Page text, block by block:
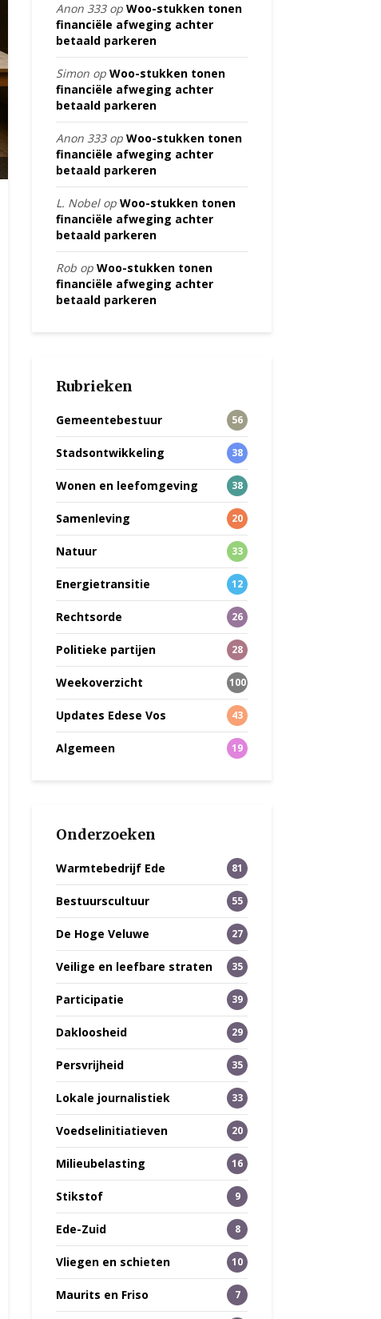
Anon 333op Woo-stukken tonen
financiële afweging achter
betaald parkeren
Simon op Woo-stukken tonen
financiële afweging achter
betaald parkeren
Anon 333op Woo-stukken tonen
financiële afweging achter
betaald parkeren
L. Nobelop Woo-stukken tonen
financiële afweging achter
betaald parkeren
Rob op Woo-stukken tonen
financiële afweging achter
betaald parkeren
Rubrieken
Gemeentebestuur 56
Stadsontwikkeling 38
Wonen en leefomgeving 38
Samenleving 20
Natuur 33
Energietransitie 12
Rechtsorde 26
Politieke partijen 28
Weekoverzicht 100
Updates Edese Vos 43
Algemeen 19
Onderzoeken
Warmtebedrijf Ede 81
Bestuurscultuur 55
De Hoge Veluwe 27
Veilige en leefbare straten 35
Participatie 39
Dakloosheid 29
Persvrijheid 35
Lokale journalistiek 33
Voedselinitiatieven 20
Milieubelasting 16
Stikstof 9
Ede-Zuid 8
Vliegen en schieten 10
Maurits en Friso 7